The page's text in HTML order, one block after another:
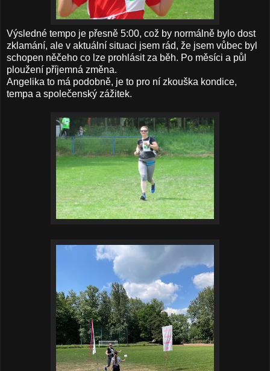
Výsledné tempo je přesně 5:00, což by normálně bylo dost
zklamání, ale v aktuální situaci jsem rád, že jsem vůbec byl
schopen něčeho co lze prohlásit za běh. Po měsíci a půl
ploužení příjemná změna.
Angelika to má podobně, je to pro ní zkouška kondice,
tempa a společenský zážitek.